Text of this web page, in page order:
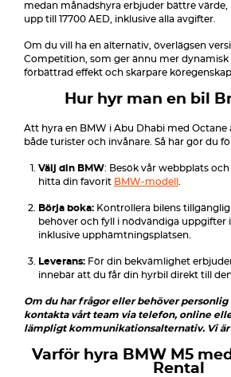
medan månadshyra erbjuder bättre
upp till 17700 AED, inklusive alla avgifter.
Om du vill ha en alternativ, överlägsen
Competition, som ger ännu mer dynamisk
förbättrad effekt och skarpare
Hur hyr man en bil
Att hyra en BMW i Abu Dhabi med Octane
både turister och invånare. Så här gör du
Välj din BMW: Besök vår webbplats
hitta din favorit BMW-modell
Börja boka: Kontrollera bilens
behöver och fyll i nödvändiga uppgifter
inklusive upphämtningsplatsen.
Leverans: För din bekvämlighet
innebär att du får din hyrbil direkt till
Om du har frågor eller behöver personlig
kontakta vårt team via telefon, online
lämpligt kommunikationsalternativ. Vi är
Varför hyra BMW M5
Rental